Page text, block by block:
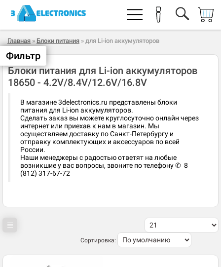
Главная » Блоки питания » для Li-ion аккумуляторов
Блоки питания для Li-ion аккумуляторов
18650 - 4.2V/8.4V/12.6V/16.8V
В магазине 3delectronics.ru представлены блоки
питания для Li-ion аккумуляторов.
Сделать заказ вы можете круглосуточно онлайн через
интернет или приехав к нам в магазин. Мы
осуществляем доставку по Санкт-Петербургу и
отправку комплектующих и аксессуаров по всей
России.
Наши менеджеры с радостью ответят на любые
возникшие у вас вопросы, звоните по телефону ✆ 8
(812) 317-67-72
Сортировка:
Фильтр